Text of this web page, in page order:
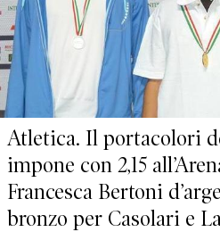
Atletica. Il portacolori
impone con 2,15
Francesca Bertoni
bronzo per Casolari e